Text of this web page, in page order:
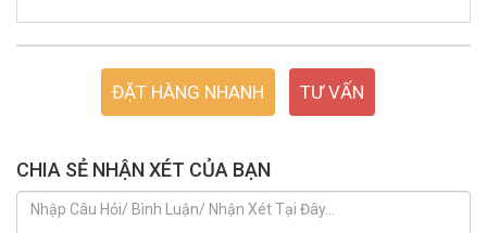
ĐẶT HÀNG NHANH TƯ VẤN
CHIA SẺ NHẬN XÉT CỦA BẠN